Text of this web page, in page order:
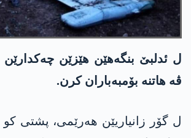
ل ئدلبێ بنگەھێن ھێزێن
ڤە ھاتنە بۆمبەباران کرن.
ل گۆر زانیاریێن ھەرێمی، پشتی کو